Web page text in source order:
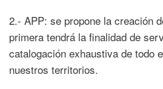
2.- APP: se propone la creación
primera tendrá la finalidad de
catalogación exhaustiva de todo
nuestros territorios.